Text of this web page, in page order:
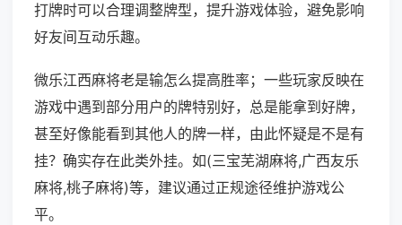
打牌时可以合理调整牌型，提升游戏体验，避免影响
好友间互动乐趣。
微乐江西麻将老是输怎么提高胜率；一些玩家反映在
游戏中遇到部分用户的牌特别好，总是能拿到好牌，
甚至好像能看到其他人的牌一样，由此怀疑是不是有
挂？确实存在此类外挂。如(三宝芜湖麻将,广西友乐
麻将,桃子麻将)等，建议通过正规途径维护游戏公
平。